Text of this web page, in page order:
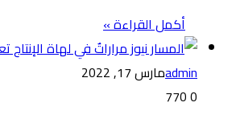
أكمل القراءة »
adminمارس 17, 2022
0